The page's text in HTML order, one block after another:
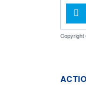
Copyright